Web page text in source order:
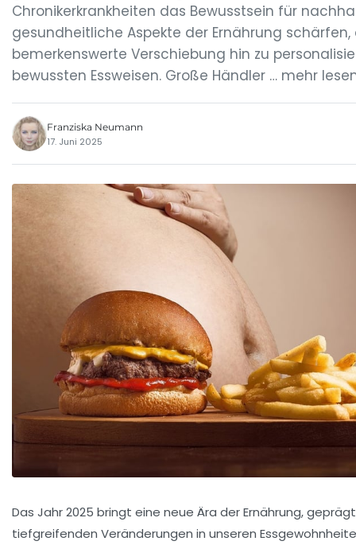
Chronikerkrankheiten das Bewusstsein für
gesundheitliche Aspekte der Ernährung schärfen,
bemerkenswerte Verschiebung hin zu
bewussten Essweisen. Große Händler … mehr
Franziska Neumann
17. Juni 2025
Das Jahr 2025 bringt eine neue Ära der Ernährung,
tiefgreifenden Veränderungen in unseren